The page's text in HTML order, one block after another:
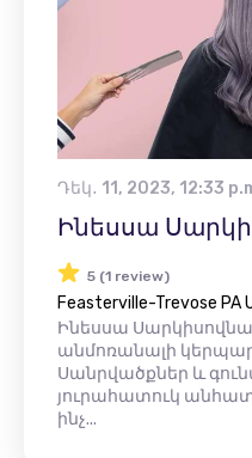
Դեկ․ 11, 2023, 12:33
Ինեսսա
5 (1 review)
Feasterville-Trevose PA
Ինեսսա
անմոռանալի
Սանրվածքներ և
յուրահատուկ
ինչ...